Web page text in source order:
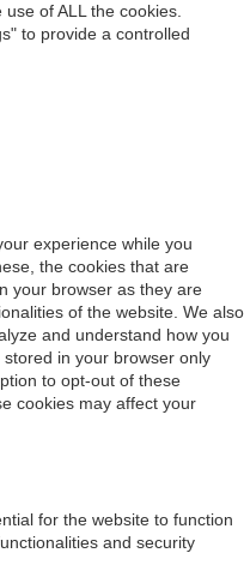
use of ALL the cookies.
to provide a controlled
experience while you
the cookies that are
your browser as they are
of the website. We also
and understand how you
in your browser only
to opt-out of these
cookies may affect your
for the website to function
and security